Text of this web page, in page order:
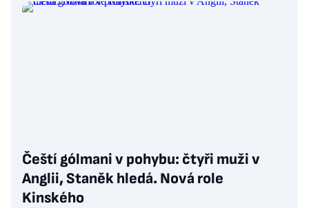
Čeští gólmani v pohybu: čtyři muži v
Anglii, Staněk hledá. Nová role
Kinského